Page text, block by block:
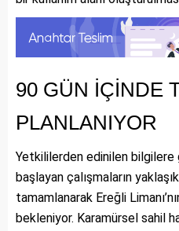
90 GÜN İÇİNDE
PLANLANIYOR
Yetkililerden edinilen bilgilere
başlayan çalışmaların
tamamlanarak Ereğli
bekleniyor. Karamürsel sahil